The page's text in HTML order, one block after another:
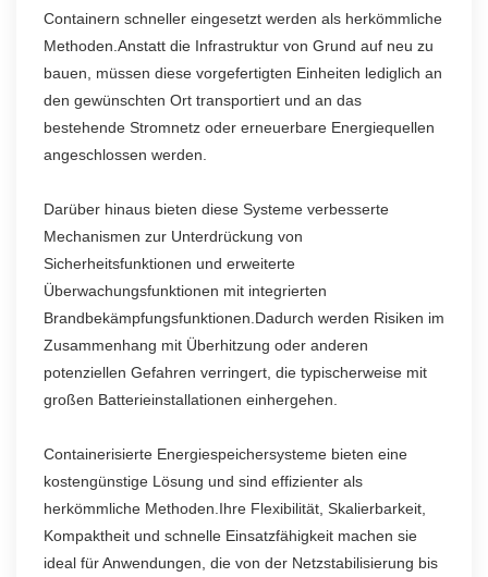
Containern schneller eingesetzt werden als herkömmliche
Methoden.Anstatt die Infrastruktur von Grund auf neu zu
bauen, müssen diese vorgefertigten Einheiten lediglich an
den gewünschten Ort transportiert und an das
bestehende Stromnetz oder erneuerbare Energiequellen
angeschlossen werden.
Darüber hinaus bieten diese Systeme verbesserte
Mechanismen zur Unterdrückung von
Sicherheitsfunktionen und erweiterte
Überwachungsfunktionen mit integrierten
Brandbekämpfungsfunktionen.Dadurch werden Risiken im
Zusammenhang mit Überhitzung oder anderen
potenziellen Gefahren verringert, die typischerweise mit
großen Batterieinstallationen einhergehen.
Containerisierte Energiespeichersysteme bieten eine
kostengünstige Lösung und sind effizienter als
herkömmliche Methoden.Ihre Flexibilität, Skalierbarkeit,
Kompaktheit und schnelle Einsatzfähigkeit machen sie
ideal für Anwendungen, die von der Netzstabilisierung bis